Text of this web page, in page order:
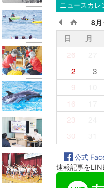
ニュースカレ
8月
日 月
26
2
3
9
16
23
30
公式
速報記事を